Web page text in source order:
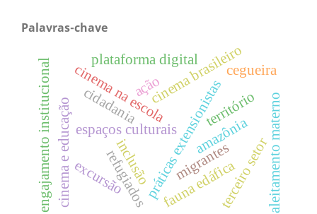
Palavras-chave
espaços culturaispráticas extensionistas
amazônia
fauna edáfica
cinema e educação
cinema na escolacinema brasileiro
plataforma digital
terceiro setor
engajamento institucional território aleitamento materno
refugiados migrantes
cegueira
ação
cidadania
inclusão
excursão